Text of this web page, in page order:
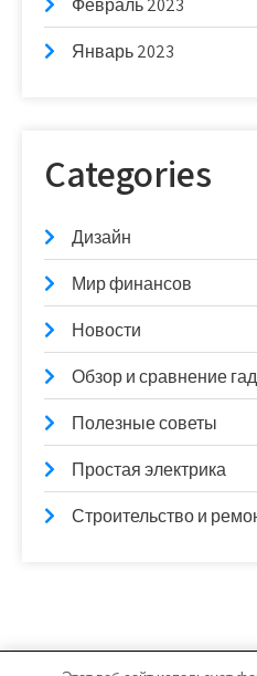
Февраль 2023
Январь 2023
Categories
Дизайн
Мир финансов
Новости
Обзор и сравнение
Полезные советы
Простая электрика
Строительство и